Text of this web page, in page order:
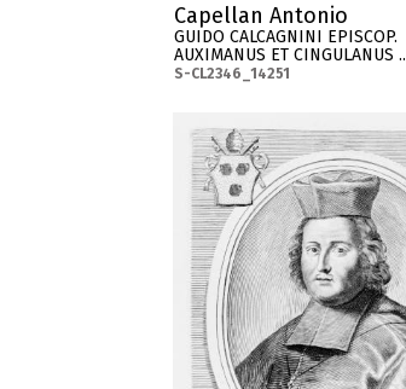
Capellan Antonio
GUIDO CALCAGNINI EPISCOP.
AUXIMANUS ET CINGULANUS ..
S-CL2346_14251